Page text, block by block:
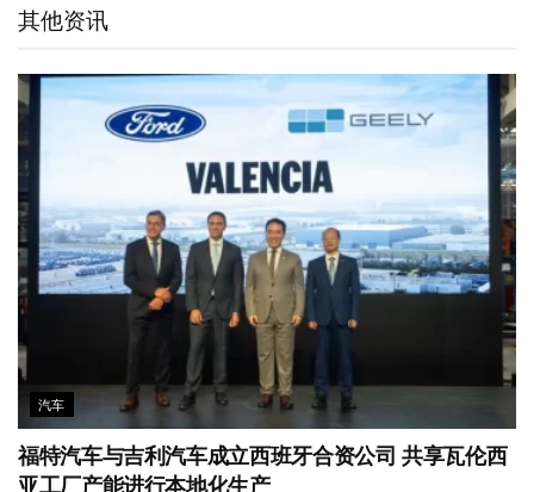
i
o
其他资讯
汽车
福特汽车与吉利汽车成立西班牙合资公司 共享瓦伦西
亚工厂产能进行本地化生产